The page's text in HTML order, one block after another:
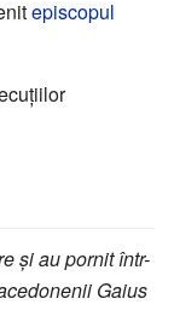
episcopul
și au pornit într-
Gaius